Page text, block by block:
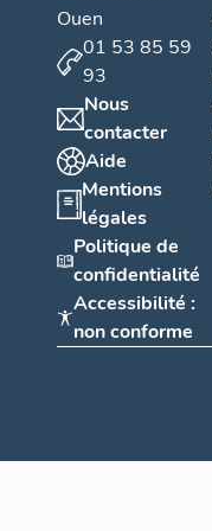
Ouen
01 53 85 59
93
Nous
contacter
Aide
Mentions
légales
Politique de
confidentialité
Accessibilité :
non conforme